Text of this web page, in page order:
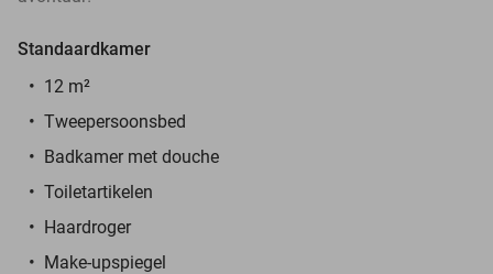
Standaardkamer
12 m²
Tweepersoonsbed
Badkamer met douche
Toiletartikelen
Haardroger
Make-upspiegel